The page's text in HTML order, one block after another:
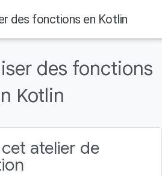
des fonctions en Kotlin
des fonctions
Kotlin
atelier de